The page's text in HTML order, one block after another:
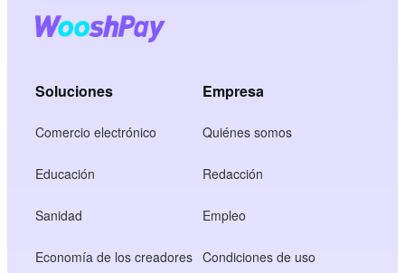
Soluciones
Comercio electrónico
Educación
Sanidad
Economía de los creadores
Empresa
Quiénes somos
Redacción
Empleo
Condiciones de uso